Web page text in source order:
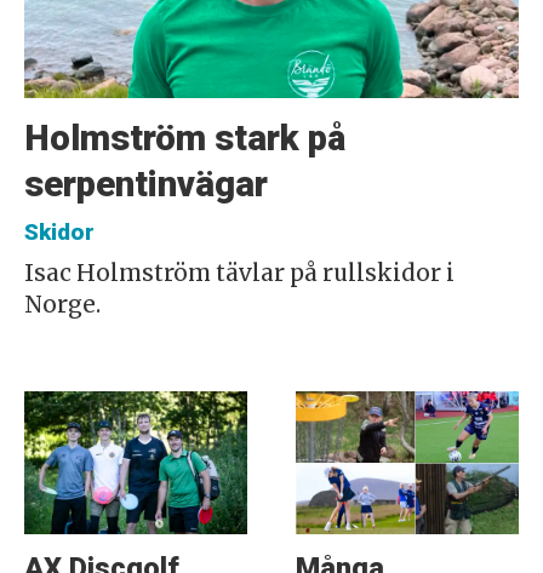
Holmström stark på
serpentinvägar
Skidor
Isac Holmström tävlar på rullskidor i
Norge.